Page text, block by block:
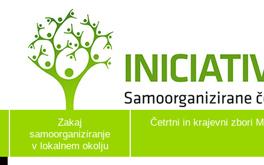
Zakaj
samoorganiziranje
v lokalnem okolju
Četrtni in krajevni zbori